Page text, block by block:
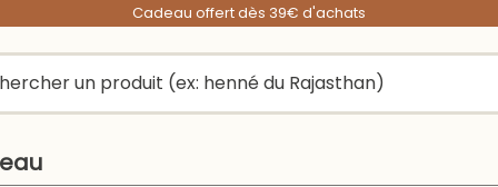
Cadeau offert dès 39€ d'achats